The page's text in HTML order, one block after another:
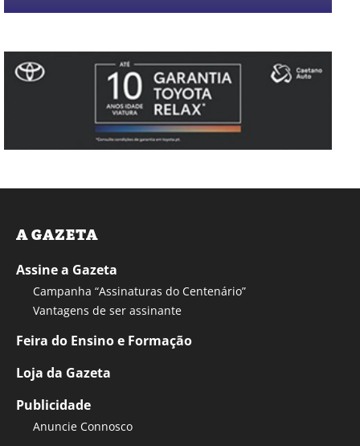
A GAZETA
Assine a Gazeta
Campanha “Assinaturas do Centenário”
Vantagens de ser assinante
Feira do Ensino e Formação
Loja da Gazeta
Publicidade
Anuncie Connosco